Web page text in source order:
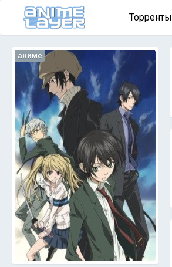
Торренты
аниме